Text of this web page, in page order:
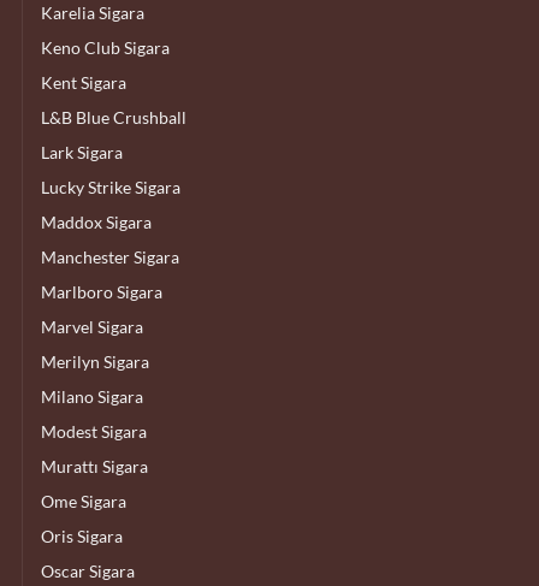
Karelia Sigara
Keno Club Sigara
Kent Sigara
L&B Blue Crushball
Lark Sigara
Lucky Strike Sigara
Maddox Sigara
Manchester Sigara
Marlboro Sigara
Marvel Sigara
Merilyn Sigara
Milano Sigara
Modest Sigara
Murattı Sigara
Ome Sigara
Oris Sigara
Oscar Sigara